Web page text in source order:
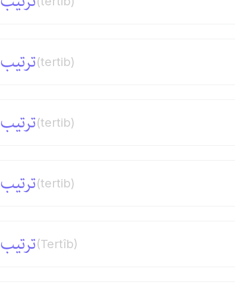
ترتیب(tertib)
ترتیب(tertib)
ترتیب(tertib)
ترتیب(Tertîb)